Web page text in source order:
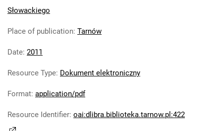
Słowackiego
Place of publication: Tarnów
Date: 2011
Resource Type: Dokument elektroniczny
Format: application/pdf
Resource Identifier: oai:dlibra.biblioteka.tarnow.pl:422